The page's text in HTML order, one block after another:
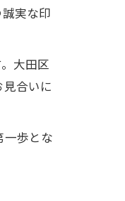
実な印
大田区
合いに
歩とな